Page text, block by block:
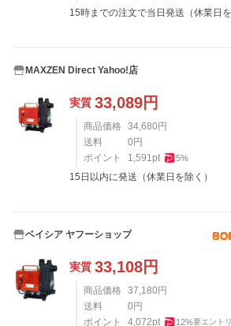
15時までの注文で当日発送（休業日を
MAXZEN Direct Yahoo!店
実質 33,089円
商品価格 34,680 円
送料
0 円
ポイント
1,591pt 5%
15日以内に発送（休業日を除く）
ベイシア ヤフーショップ
実質 33,108円
商品価格 37,180 円
送料
0 円
ポイント
4,072pt 12%要エント